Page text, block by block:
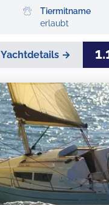
Tiermitname
erlaubt
Yachtdetails →